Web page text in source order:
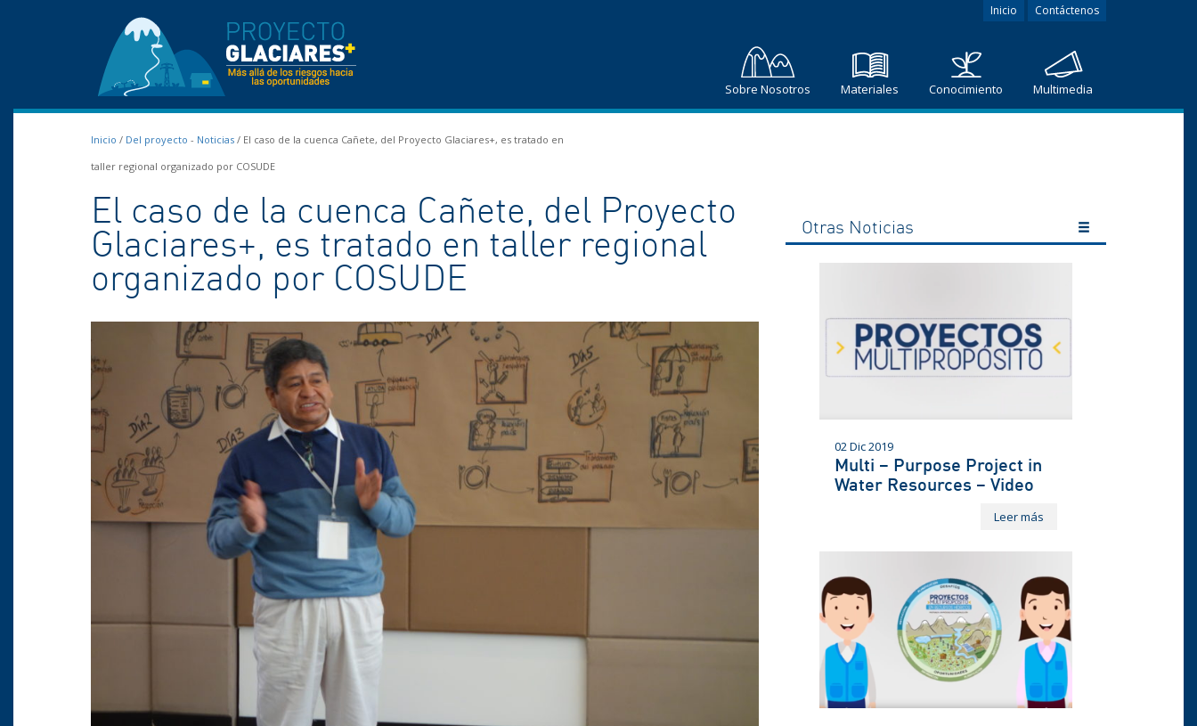
Inicio Contáctenos
Sobre Nosotros Materiales Conocimiento Multimedia
Inicio / Del proyecto - Noticias / El caso de la cuenca Cañete, del Proyecto Glaciares+, es tratado en
taller regional organizado por COSUDE
El caso de la cuenca Cañete, del Proyecto
Glaciares+, es tratado en taller regional
organizado por COSUDE
Otras Noticias
02 Dic 2019
Multi – Purpose Project in
Water Resources – Video
Leer más